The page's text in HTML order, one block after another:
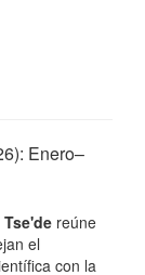
Enero–
reúne
el
con la